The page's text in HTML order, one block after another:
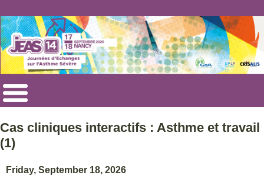
Cas cliniques interactifs : Asthme et travail
(1)
Friday, September 18, 2026